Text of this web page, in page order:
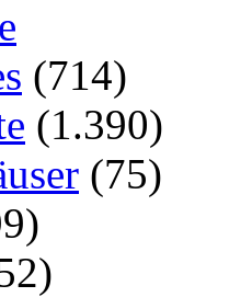
(714)
(1.390)
(75)